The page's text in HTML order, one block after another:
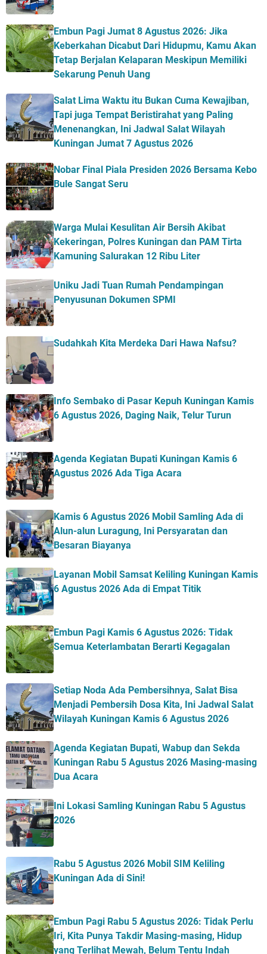
Embun Pagi Jumat 8 Agustus 2026: Jika
Keberkahan Dicabut Dari Hidupmu, Kamu Akan
Tetap Berjalan Kelaparan Meskipun Memiliki
Sekarung Penuh Uang
Salat Lima Waktu itu Bukan Cuma Kewajiban,
Tapi juga Tempat Beristirahat yang Paling
Menenangkan, Ini Jadwal Salat Wilayah
Kuningan Jumat 7 Agustus 2026
Nobar Final Piala Presiden 2026 Bersama Kebo
Bule Sangat Seru
Warga Mulai Kesulitan Air Bersih Akibat
Kekeringan, Polres Kuningan dan PAM Tirta
Kamuning Salurakan 12 Ribu Liter
Uniku Jadi Tuan Rumah Pendampingan
Penyusunan Dokumen SPMI
Sudahkah Kita Merdeka Dari Hawa Nafsu?
Info Sembako di Pasar Kepuh Kuningan Kamis
6 Agustus 2026, Daging Naik, Telur Turun
Agenda Kegiatan Bupati Kuningan Kamis 6
Agustus 2026 Ada Tiga Acara
Kamis 6 Agustus 2026 Mobil Samling Ada di
Alun-alun Luragung, Ini Persyaratan dan
Besaran Biayanya
Layanan Mobil Samsat Keliling Kuningan Kamis
6 Agustus 2026 Ada di Empat Titik
Embun Pagi Kamis 6 Agustus 2026: Tidak
Semua Keterlambatan Berarti Kegagalan
Setiap Noda Ada Pembersihnya, Salat Bisa
Menjadi Pembersih Dosa Kita, Ini Jadwal Salat
Wilayah Kuningan Kamis 6 Agustus 2026
Agenda Kegiatan Bupati, Wabup dan Sekda
Kuningan Rabu 5 Agustus 2026 Masing-masing
Dua Acara
Ini Lokasi Samling Kuningan Rabu 5 Agustus
2026
Rabu 5 Agustus 2026 Mobil SIM Keliling
Kuningan Ada di Sini!
Embun Pagi Rabu 5 Agustus 2026: Tidak Perlu
Iri, Kita Punya Takdir Masing-masing, Hidup
yang Terlihat Mewah, Belum Tentu Indah